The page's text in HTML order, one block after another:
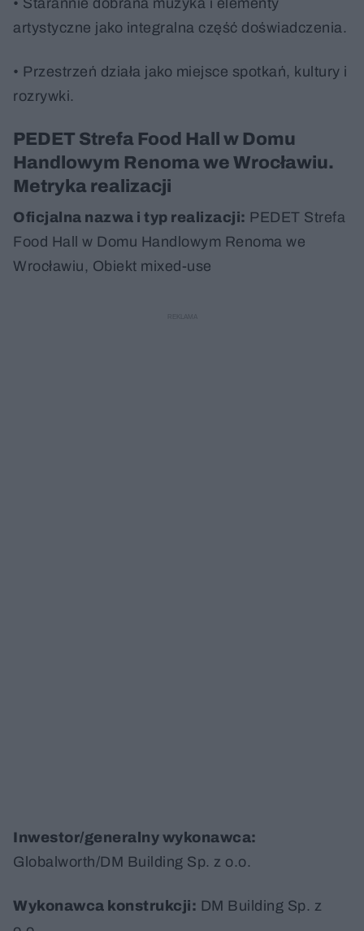
artystyczne jako integralna część doświadczenia.
• Przestrzeń działa jako miejsce spotkań, kultury i
rozrywki.
PEDET Strefa Food Hall w Domu
Handlowym Renoma we Wrocławiu.
Metryka realizacji
Oficjalna nazwa i typ realizacji: PEDET Strefa
Food Hall w Domu Handlowym Renoma we
Wrocławiu, Obiekt mixed-use
Inwestor/generalny wykonawca:
Globalworth/DM Building Sp. z o.o.
Wykonawca konstrukcji: DM Building Sp. z